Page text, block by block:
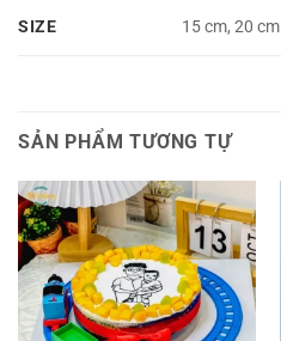
SIZE 15 cm, 20 cm
SẢN PHẨM TƯƠNG TỰ